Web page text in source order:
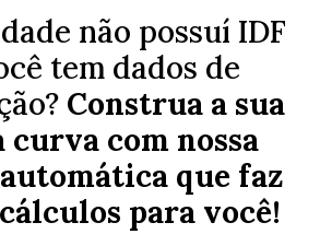
não possuí IDF
tem dados de
Construa a sua
com nossa
que faz
para você!